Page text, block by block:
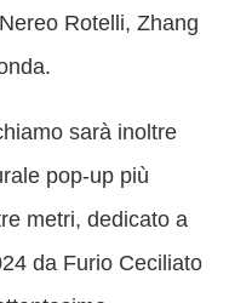
Rotelli, Zhang
sarà inoltre
pop-up più
metri, dedicato a
da Furio Ceciliato